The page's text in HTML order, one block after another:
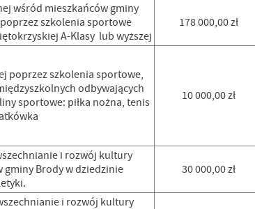
wśród mieszkańców gminy
szkolenia sportowe
A-Klasy lub wyższej
178 000,00 zł
poprzez szkolenia sportowe,
odbywających
sportowe: piłka nożna, tenis
10 000,00 zł
i rozwój kultury
gminy Brody w dziedzinie
30 000,00 zł
i rozwój kultury